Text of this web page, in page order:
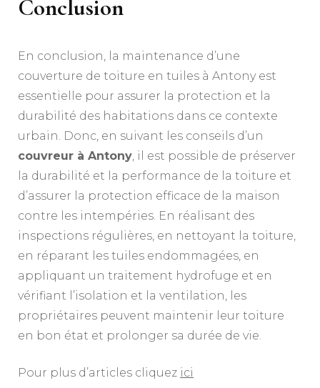
Conclusion
En conclusion, la maintenance d’une
couverture de toiture en tuiles à Antony est
essentielle pour assurer la protection et la
durabilité des habitations dans ce contexte
urbain. Donc, en suivant les conseils d’un
couvreur à Antony, il est possible de préserver
la durabilité et la performance de la toiture et
d’assurer la protection efficace de la maison
contre les intempéries. En réalisant des
inspections régulières, en nettoyant la toiture,
en réparant les tuiles endommagées, en
appliquant un traitement hydrofuge et en
vérifiant l’isolation et la ventilation, les
propriétaires peuvent maintenir leur toiture
en bon état et prolonger sa durée de vie.
Pour plus d’articles cliquez ici